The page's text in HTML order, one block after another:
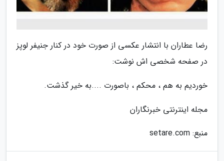
رضا عطاران با انتشار عکسی از صورت خود در کنار جنیفر لوپز
در صفحه شخصی اش نوشت:
خوردیم به هم ، محکم ، باصورت ....به خیر گذشت.
مجله اینترنتی خبرنگاران
منبع: setare.com